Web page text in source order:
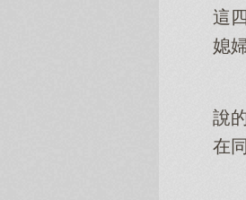
這
媳
說
在